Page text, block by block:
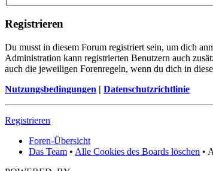
Registrieren
Du musst in diesem Forum registriert sein, um dich
Administration kann registrierten Benutzern auch
auch die jeweiligen Forenregeln, wenn du dich in
Nutzungsbedingungen | Datenschutzrichtlinie
Registrieren
Foren-Übersicht
Das Team • Alle Cookies des Boards löschen •